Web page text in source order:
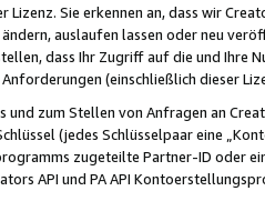
Sie erkennen an, dass wir
auslaufen lassen oder neu
dass Ihr Zugriff auf die und Ihre
(einschließlich dieser
zum Stellen von Anfragen an
(jedes Schlüsselpaar eine
zugeteilte Partner-ID oder
API und PA API